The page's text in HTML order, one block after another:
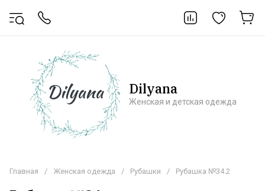
Dilyana
Женская и детская одежда
Главная / Женская одежда / Рубашки / Рубашка №34.2